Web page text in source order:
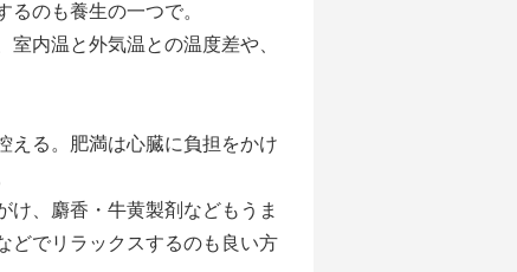
のも養生の一つで。
内温と外気温との温度差や、
る。肥満は心臓に負担をかけ
け、麝香・牛黄製剤などもうま
どでリラックスするのも良い方